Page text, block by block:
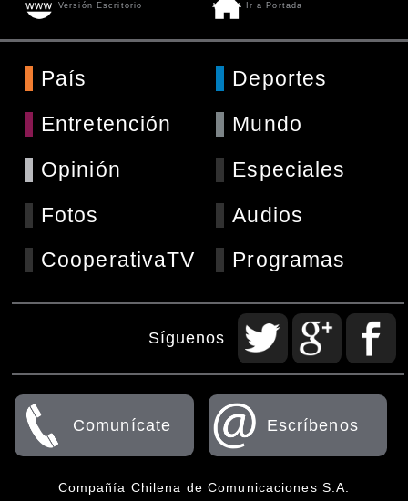
Versión Escritorio Ir a Portada
País
Deportes
Entretención
Mundo
Opinión
Especiales
Fotos
Audios
CooperativaTV
Programas
Síguenos
Comunícate Escríbenos
Compañía Chilena de Comunicaciones S.A.